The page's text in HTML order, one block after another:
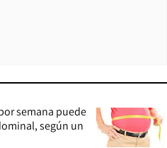
semana puede
según un